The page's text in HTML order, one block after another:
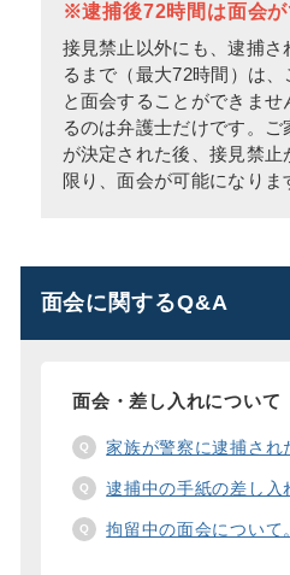
※逮捕後72時間は面会
接見禁止以外にも、逮捕さ
るまで（最大72時間）は
と面会することができませ
るのは弁護士だけです。
が決定された後、接見禁止
限り、面会が可能になりま
面会に関するQ&A
面会・差し入れについて
家族が警察に逮捕された。いつから逮捕さ
逮捕中の手紙の差し入れについて。留置
拘留中の面会について。面会時間は、土日や